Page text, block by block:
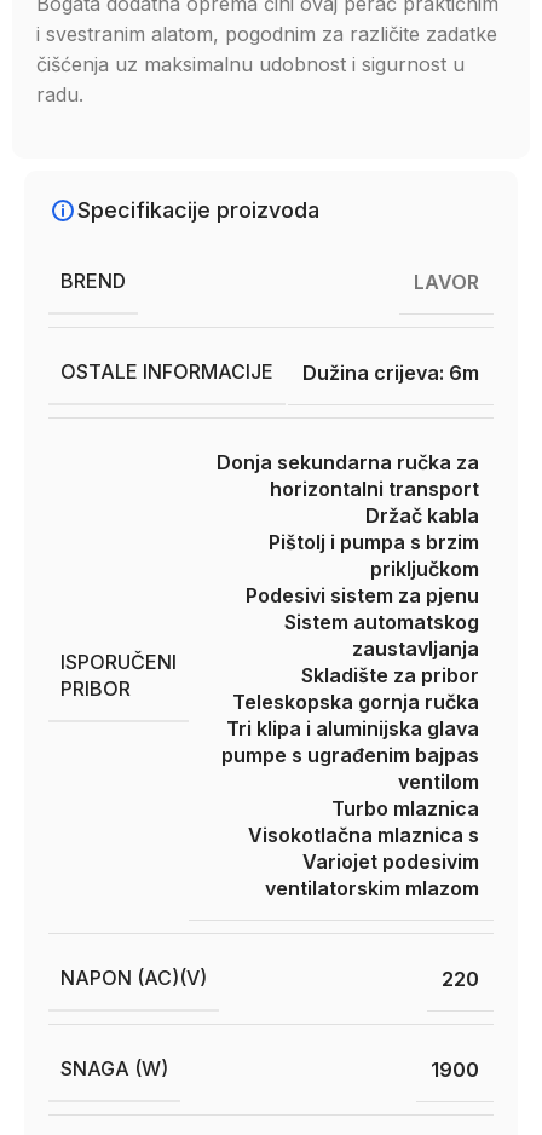
i svestranim alatom, pogodnim za različite zadatke
čišćenja uz maksimalnu udobnost i sigurnost u
radu.
Specifikacije proizvoda
BREND LAVOR
OSTALE INFORMACIJE Dužina crijeva: 6m
ISPORUČENI
PRIBOR
Donja sekundarna ručka za
horizontalni transport
Držač kabla
Pištolj i pumpa s brzim
priključkom
Podesivi sistem za pjenu
Sistem automatskog
zaustavljanja
Skladište za pribor
Teleskopska gornja ručka
Tri klipa i aluminijska glava
pumpe s ugrađenim bajpas
ventilom
Turbo mlaznica
Visokotlačna mlaznica s
Variojet podesivim
ventilatorskim mlazom
NAPON (AC)(V) 220
SNAGA (W) 1900